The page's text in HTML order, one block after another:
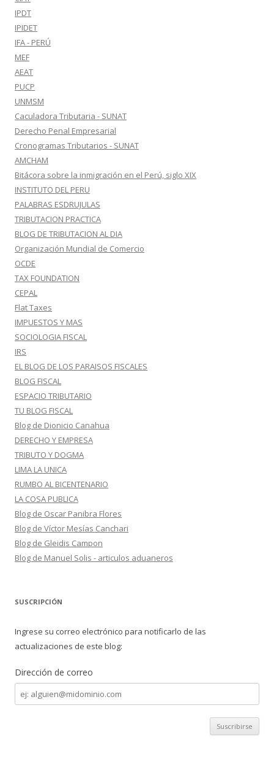
IPDT
IPIDET
IFA - PERÚ
MEF
AEAT
PUCP
UNMSM
Caculadora Tributaria - SUNAT
Derecho Penal Empresarial
Cronogramas Tributarios - SUNAT
AMCHAM
Bitácora sobre la inmigración en el Perú, siglo XIX
INSTITUTO DEL PERU
PALABRAS ESDRUJULAS
TRIBUTACION PRACTICA
BLOG DE TRIBUTACION AL DIA
Organización Mundial de Comercio
OCDE
TAX FOUNDATION
CEPAL
Flat Taxes
IMPUESTOS Y MAS
SOCIOLOGIA FISCAL
IRS
EL BLOG DE LOS PARAISOS FISCALES
BLOG FISCAL
ESPACIO TRIBUTARIO
TU BLOG FISCAL
Blog de Dionicio Canahua
DERECHO Y EMPRESA
TRIBUTO Y DOGMA
LIMA LA UNICA
RUMBO AL BICENTENARIO
LA COSA PUBLICA
Blog de Oscar Panibra Flores
Blog de Víctor Mesías Canchari
Blog de Gleidis Campon
Blog de Manuel Solis - articulos aduaneros
SUSCRIPCIÓN
Ingrese su correo electrónico para notificarlo de las
actualizaciones de este blog:
Dirección de correo
Dirección
de
correo